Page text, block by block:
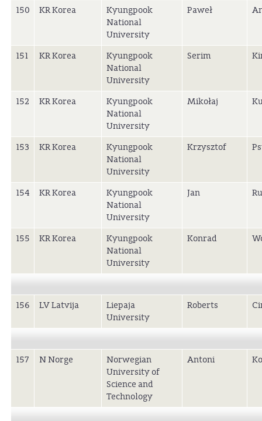
150
KR Korea
Kyungpook
National
University
Paweł
151 KR Korea
Kyungpook
National
University
Serim
152 KR Korea
Kyungpook
National
University
Mikołaj
153 KR Korea
Kyungpook
National
University
Krzysztof
154 KR Korea
Kyungpook
National
University
Jan
155 KR Korea
Kyungpook
National
University
Konrad
156 LV Latvija
Liepaja
University
Roberts
157 N Norge
Norwegian
University of
Science and
Technology
Antoni